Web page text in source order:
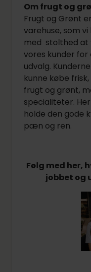
Om frugt og
Frugt og Grønt
varehuse, som
med stolthed
vores kunder
udvalg.
kunne købe
frugt og grønt,
specialiteter.
holde den gode
pæn og ren.
Følg med her,
jobbet og